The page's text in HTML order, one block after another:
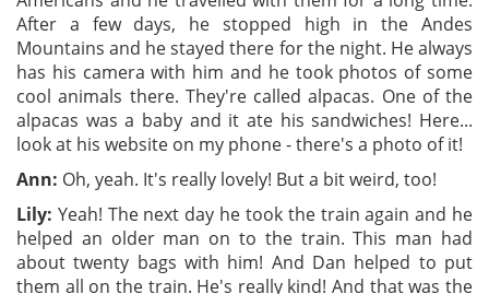
After a few days, he stopped high in the Andes
Mountains and he stayed there for the night. He always
has his camera with him and he took photos of some
cool animals there. They're called alpacas. One of the
alpacas was a baby and it ate his sandwiches! Here...
look at his website on my phone - there's a photo of it!
Ann: Oh, yeah. It's really lovely! But a bit weird, too!
Lily: Yeah! The next day he took the train again and he
helped an older man on to the train. This man had
about twenty bags with him! And Dan helped to put
them all on the train. He's really kind! And that was the